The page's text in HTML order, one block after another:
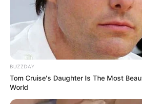
BUZZDAY
Tom Cruise's Daughter Is The Most
World